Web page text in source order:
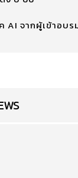
AI จากผู้เข้าอบ